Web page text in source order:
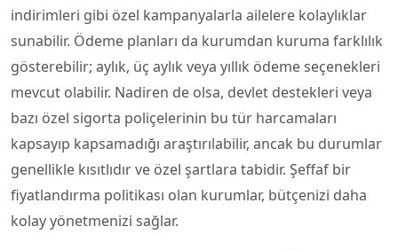
indirimleri gibi özel kampanyalarla ailelere kolaylıklar
sunabilir. Ödeme planları da kurumdan kuruma farklılık
gösterebilir; aylık, üç aylık veya yıllık ödeme seçenekleri
mevcut olabilir. Nadiren de olsa, devlet destekleri veya
bazı özel sigorta poliçelerinin bu tür harcamaları
kapsayıp kapsamadığı araştırılabilir, ancak bu durumlar
genellikle kısıtlıdır ve özel şartlara tabidir. Şeffaf bir
fiyatlandırma politikası olan kurumlar, bütçenizi daha
kolay yönetmenizi sağlar.